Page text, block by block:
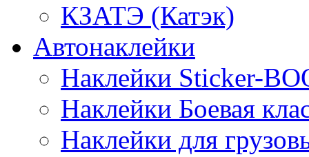
КЗАТЭ (Катэк)
Автонаклейки
Наклейки Sticker-
Наклейки Боевая
Наклейки для